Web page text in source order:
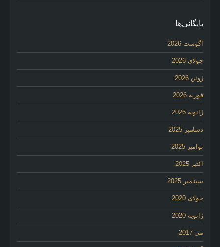
بایگانی‌ها
آگوست 2026
جولای 2026
ژوئن 2026
فوریه 2026
ژانویه 2026
دسامبر 2025
نوامبر 2025
اکتبر 2025
سپتامبر 2025
جولای 2020
ژانویه 2020
می 2017